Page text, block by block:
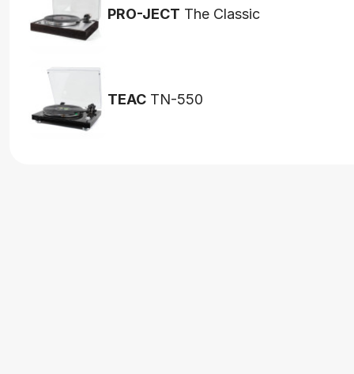
PRO-JECT The Classic
TEAC TN-550